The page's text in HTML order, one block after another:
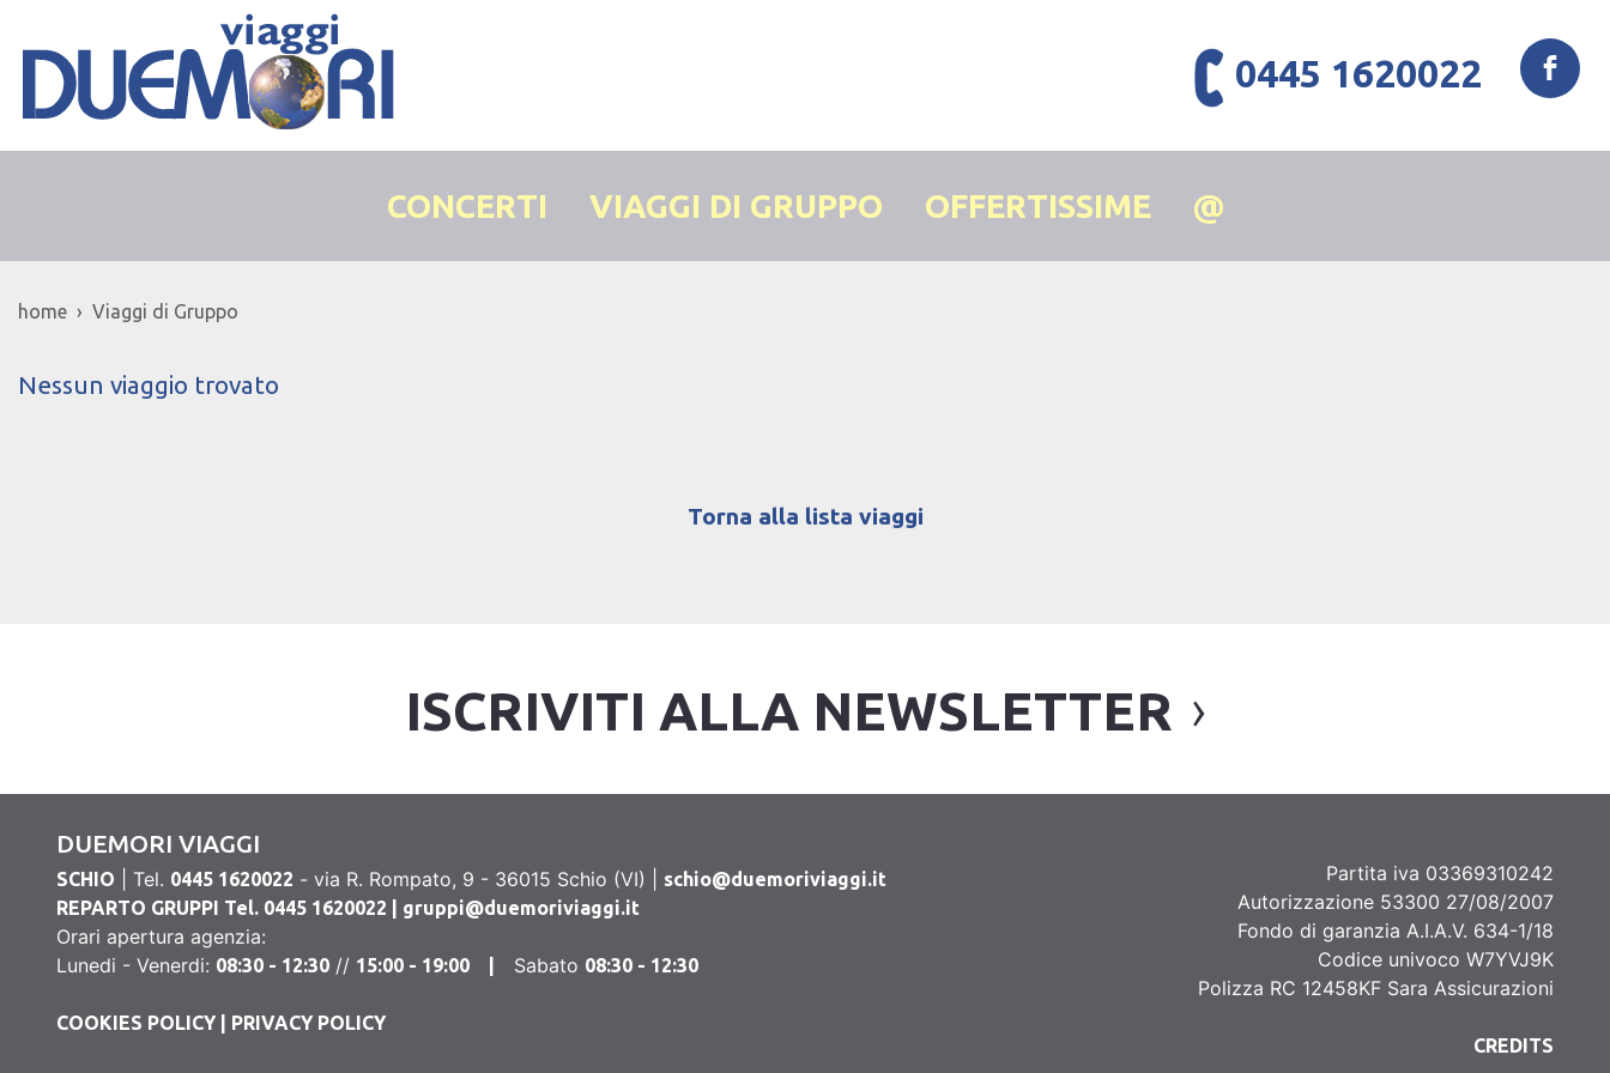
0445 1620022
CONCERTI VIAGGI DI GRUPPO OFFERTISSIME @
home › Viaggi di Gruppo
Nessun viaggio trovato
Torna alla lista viaggi
ISCRIVITI ALLA NEWSLETTER
DUEMORI VIAGGI
SCHIO | Tel. 0445 1620022 - via R. Rompato, 9 - 36015 Schio (VI) |
schio@duemoriviaggi.it
REPARTO GRUPPI Tel. 0445 1620022 | gruppi@duemoriviaggi.it
Orari apertura agenzia:
Lunedi - Venerdi: 08:30 - 12:30 // 15:00 - 19:00 | Sabato 08:30 - 12:30
COOKIES POLICY| PRIVACY POLICY
Partita iva 03369310242
Autorizzazione 53300 27/08/2007
Fondo di garanzia A.I.A.V. 634-1/18
Codice univoco W7YVJ9K
Polizza RC 12458KF Sara Assicurazioni
CREDITS